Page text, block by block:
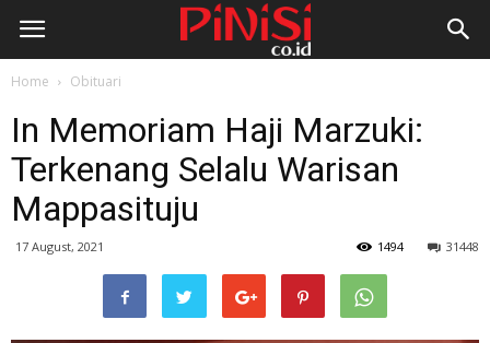
Home Obituari
In Memoriam Haji Marzuki:
Terkenang Selalu Warisan
Mappasituju
17 August, 2021 31448
1494